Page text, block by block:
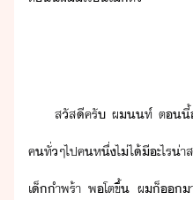
สัสี​ครั​ ​ผ​ท์​ ​ตี้​
ค​ทั่ๆไป​ค​หึ่​ไ่ไ้​ี​ะไร​่
เ็ำพร้า​ ​พ​โต​ขึ้​ ​ผ​็​า​